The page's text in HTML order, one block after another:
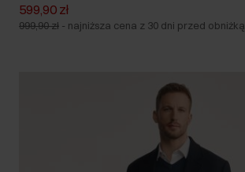
599,90 zł
999,90 zł - najniższa cena z 30 dni przed obniżką